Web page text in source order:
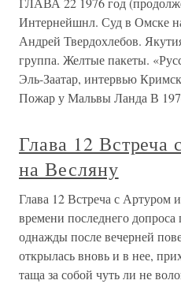
Интернейшнл. Суд в Омске
Андрей Твердохлебов.
группа. Желтые пакеты.
Эль-Заатар, интервью
Пожар у Мальвы Ланда В
Глава 12 Встреча
на Весляну
Глава 12 Встреча с Артуром
времени последнего
однажды после вечерней
открылась вновь и в нее,
таща за собой чуть ли не